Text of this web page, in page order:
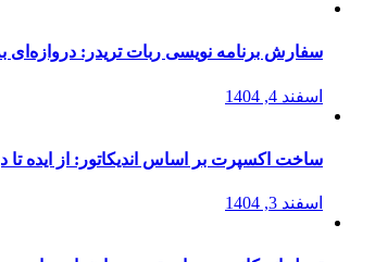
سفارش برنامه نویسی ربات تریدر: دروازه‌ای
اسفند 4, 1404
ساخت اکسپرت بر اساس اندیکاتور: از ایده تا
اسفند 3, 1404